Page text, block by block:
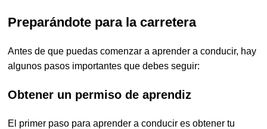
Preparándote para la carretera
Antes de que puedas comenzar a aprender a conducir, hay
algunos pasos importantes que debes seguir:
Obtener un permiso de aprendiz
El primer paso para aprender a conducir es obtener tu